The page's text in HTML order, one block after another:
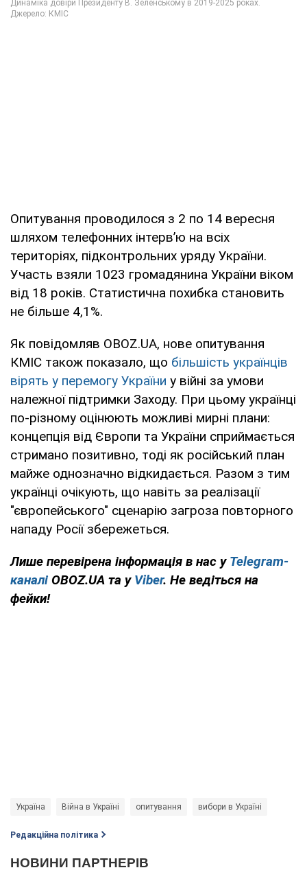
Опитування проводилося з 2 по 14 вересня
шляхом телефонних інтерв’ю на всіх
територіях, підконтрольних уряду України.
Участь взяли 1023 громадянина України віком
від 18 років. Статистична похибка становить
не більше 4,1%.
Як повідомляв OBOZ.UA, нове опитування
КМІС також показало, що більшість українців
вірять у перемогу України у війні за умови
належної підтримки Заходу. При цьому українці
по-різному оцінюють можливі мирні плани:
концепція від Європи та України сприймається
стримано позитивно, тоді як російський план
майже однозначно відкидається. Разом з тим
українці очікують, що навіть за реалізації
"європейського" сценарію загроза повторного
нападу Росії збережеться.
Лише перевірена інформація в нас у Telegram-
каналі OBOZ.UA та у Viber. Не ведіться на
фейки!
Україна Війна в Україні опитування вибори в Україні
Редакційна політика